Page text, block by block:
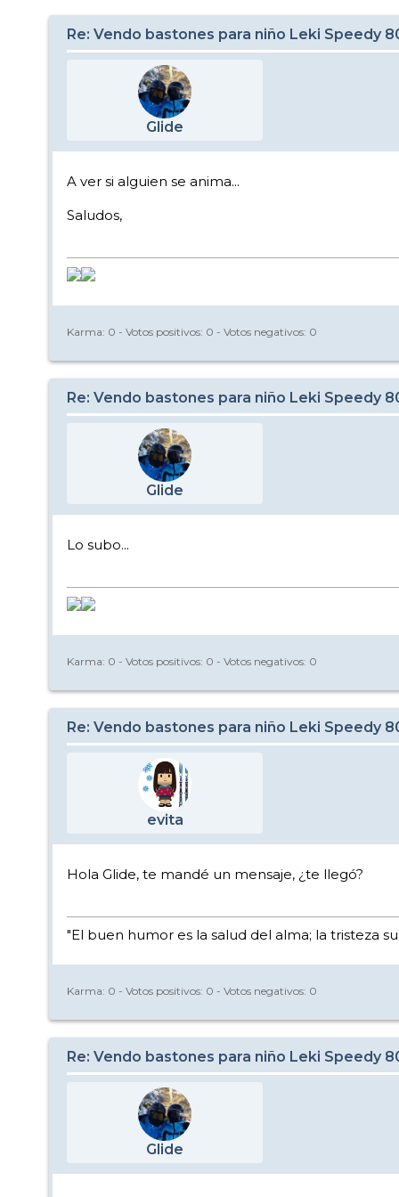
Re: Vendo bastones para niño Leki Speedy
Glide
A ver si alguien se anima...
Saludos,
Karma: 0 - Votos positivos: 0 - Votos negativos: 0
Re: Vendo bastones para niño Leki Speedy
Glide
Lo subo...
Karma: 0 - Votos positivos: 0 - Votos negativos: 0
Re: Vendo bastones para niño Leki Speedy
evita
Hola Glide, te mandé un mensaje, ¿te llegó?
"El buen humor es la salud del alma; la tristeza
Karma: 0 - Votos positivos: 0 - Votos negativos: 0
Re: Vendo bastones para niño Leki Speedy
Glide